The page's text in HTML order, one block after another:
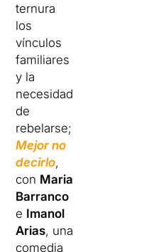
ternura
los
vínculos
familiares
y la
necesidad
de
rebelarse;
Mejor no
decirlo,
con Maria
Barranco
e Imanol
Arias, una
comedia